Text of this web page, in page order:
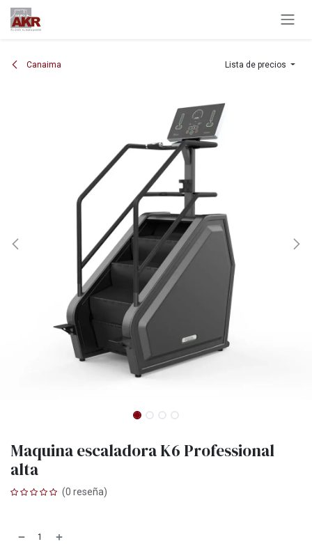
Ir al contenido
Canaima Lista de precios
Maquina escaladora K6 Professional
alta
(0 reseña)